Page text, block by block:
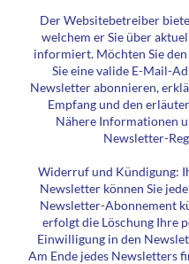
Der Websitebetreiber
welchem er Sie über
informiert. Möchten Sie
Sie eine valide E-Mail-
Newsletter abonnieren,
Empfang und den
Nähere Informationen
Newsletter-
Widerruf und Kündigung:
Newsletter können Sie
Newsletter-Abonnement
erfolgt die Löschung Ihre
Einwilligung in den
Am Ende jedes Newsletters